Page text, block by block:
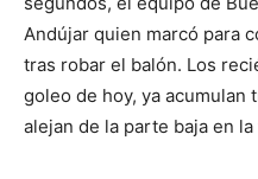
Andújar quien marcó para
tras robar el balón. Los
goleo de hoy, ya acumulan
alejan de la parte baja en